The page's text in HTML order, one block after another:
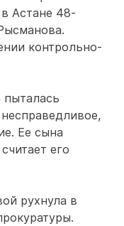
Астане 48-
контрольно-
Ее сына
его
рухнула в